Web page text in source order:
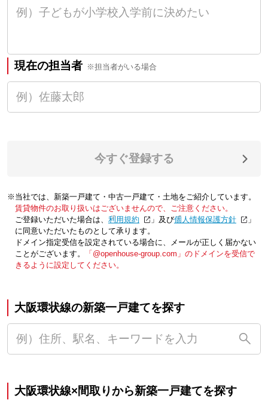
現在の担当者 ※担当者がいる場合
今すぐ登録する
※当社では、新築一戸建て・中古一戸建て・土地をご紹介しています。
賃貸物件のお取り扱いはございませんので、ご注意ください。
ご登録いただいた場合は、「利用規約 」及び「個人情報保護方針
」
に同意いただいたものとして承ります。
ドメイン指定受信を設定されている場合に、メールが正しく届かない
ことがございます。
「@openhouse-group.com」のドメインを受信で
きるように設定してください。
大阪環状線の新築一戸建てを探す
大阪環状線×間取りから新築一戸建てを探す